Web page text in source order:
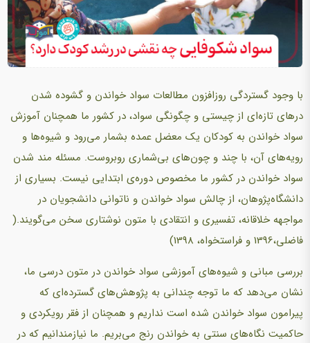
با وجود گستردگی روزافزون مطالعات سواد خواندن و گشوده شدن
درهای تازه‌ای از چیستی و چگونگی سواد، در کشور ما همچنان آموزش
سواد خواندن به کودکان یک معضل عمده بشمار می‌رود و شیوه‌ها و
رویه‌های آن، با چند و چون‌های بی‌شماری روبروست. مسئله مند شدن
سواد خواندن در کشور ما مخصوص دوره‌ی ابتدایی نیست. بسیاری از
دانشگاه‌پژوهان، از چالش سواد خواندن و ناتوانی دانشجویان در
مواجهه خلاقانه، تفسیری و انتقادی با متون نوشتاری سخن می‌گویند.(
فاضلی،1396 و فراستخواه، 1398)
بررسی مبانی و شیوه‌های آموزشی سواد خواندن در متون درسی ما،
نشان می‌دهد که ما توجه چندانی به پژوهش‌های گسترده‌ای که
پیرامون سواد خواندن شده است نداریم و همچنان از فقر رویکردی و
حاکمیت نگاه‌های سنتی به خواندن رنج می‌بریم. ما نیازمندانیم که در